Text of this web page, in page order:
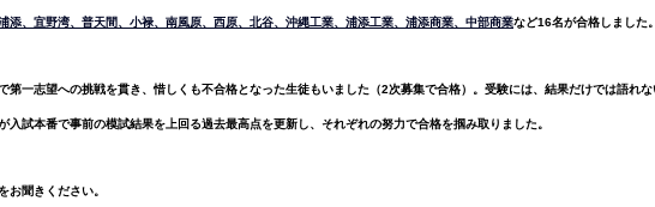
添、宜野湾、普天間、小禄、南風原、西原、北谷、沖縄工業、浦添工業、浦添商業、中部商業など16名が合格しました。
第一志望への挑戦を貫き、惜しくも不合格となった生徒もいました（2次募集で合格）。受験には、結果だけでは語れな
入試本番で事前の模試結果を上回る過去最高点を更新し、それぞれの努力で合格を掴み取りました。
お聞きください。